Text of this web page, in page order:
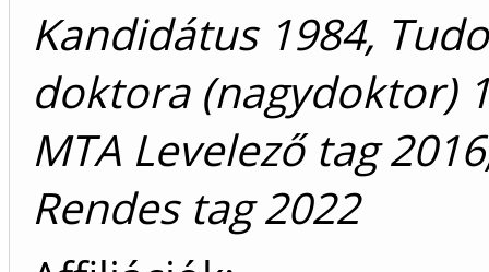
Kandidátus 1984,
doktora (nagydoktor)
MTA Levelező tag
Rendes tag 2022